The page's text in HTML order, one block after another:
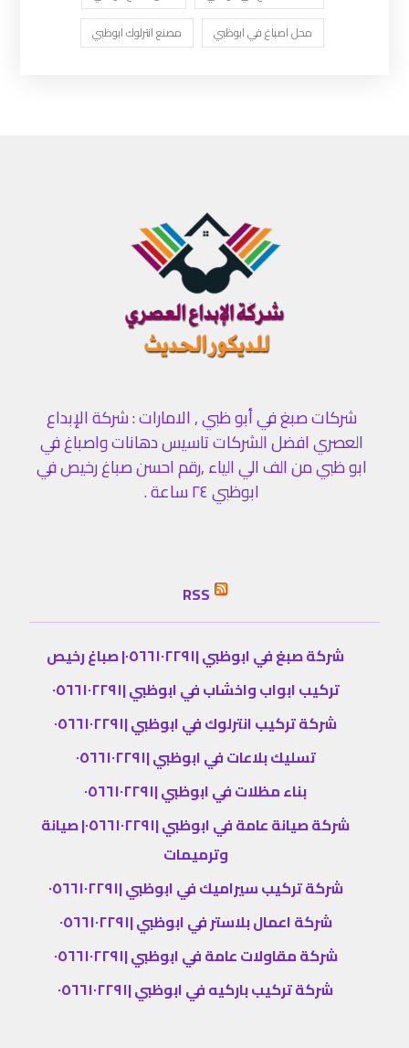
محل اصباغ في ابوظبي
مصنع انترلوك ابوظبي
شركات صبغ في أبو ظبي , الامارات : شركة الإبداع
العصري افضل الشركات تاسيس دهانات واصباغ في
ابو ظبي من الف الي الياء ,رقم احسن صباغ رخيص في
ابوظبي ٢٤ ساعة .
RSS
شركة صبغ في ابوظبي |٠٥٦٦١٠٢٢٩١| صباغ رخيص
تركيب ابواب واخشاب في ابوظبي |٠٥٦٦١٠٢٢٩١
شركة تركيب انترلوك في ابوظبي |٠٥٦٦١٠٢٢٩١
تسليك بلاعات في ابوظبي |٠٥٦٦١٠٢٢٩١
بناء مظلات في ابوظبي |٠٥٦٦١٠٢٢٩١
شركة صيانة عامة في ابوظبي |٠٥٦٦١٠٢٢٩١| صيانة
وترميمات
شركة تركيب سيراميك في ابوظبي |٠٥٦٦١٠٢٢٩١
شركة اعمال بلاستر في ابوظبي |٠٥٦٦١٠٢٢٩١
شركة مقاولات عامة في ابوظبي |٠٥٦٦١٠٢٢٩١
شركة تركيب باركيه في ابوظبي |٠٥٦٦١٠٢٢٩١